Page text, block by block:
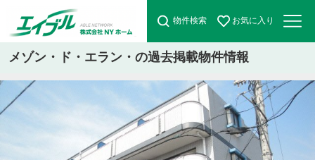
物件検索 お気に入り
メゾン・ド・エラン・の過去掲載物件情報